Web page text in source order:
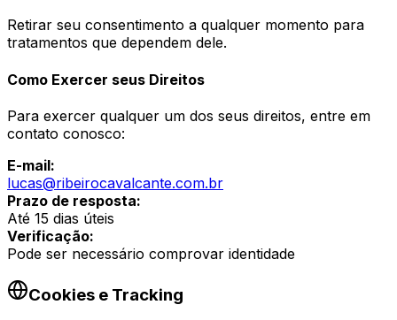
Retirar seu consentimento a qualquer momento para
tratamentos que dependem dele.
Como Exercer seus Direitos
Para exercer qualquer um dos seus direitos, entre em
contato conosco:
E-mail:
lucas@ribeirocavalcante.com.br
Prazo de resposta:
Até 15 dias úteis
Verificação:
Pode ser necessário comprovar identidade
Cookies e Tracking